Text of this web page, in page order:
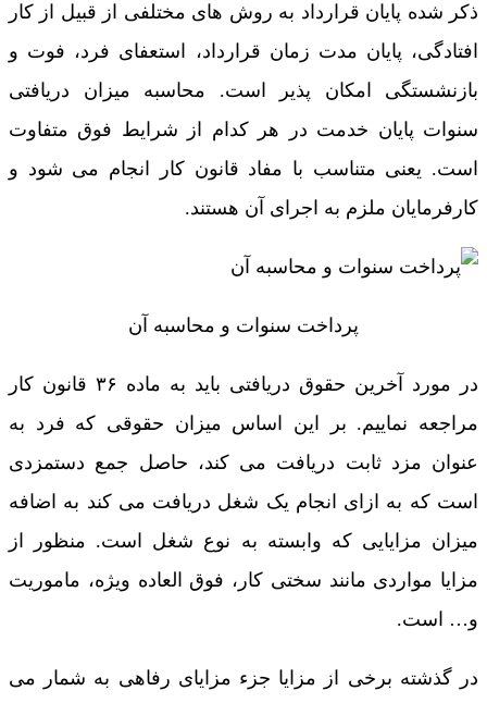
ذکر شده پایان قرارداد به روش های مختلفی از قبیل از کار
افتادگی، پایان مدت زمان قرارداد، استعفای فرد، فوت و
بازنشستگی امکان پذیر است. محاسبه میزان دریافتی
سنوات پایان خدمت در هر کدام از شرایط فوق متفاوت
است. یعنی متناسب با مفاد قانون کار انجام می شود و
کارفرمایان ملزم به اجرای آن هستند.
پرداخت سنوات و محاسبه آن
در مورد آخرین حقوق دریافتی باید به ماده ۳۶ قانون کار
مراجعه نماییم. بر این اساس میزان حقوقی که فرد به
عنوان مزد ثابت دریافت می کند، حاصل جمع دستمزدی
است که به ازای انجام یک شغل دریافت می کند به اضافه
میزان مزایایی که وابسته به نوع شغل است. منظور از
مزایا مواردی مانند سختی کار، فوق العاده ویژه، ماموریت
و… است.
در گذشته برخی از مزایا جزء مزایای رفاهی به شمار می